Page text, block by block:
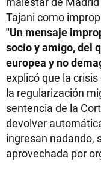
Tajani como
"Un mensaje
socio y amigo, del
europea y no
explicó que la
la regularización
sentencia de la
devolver
ingresan nadando,
aprovechada por